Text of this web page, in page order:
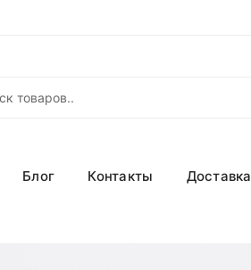
Блог Контакты Доставка